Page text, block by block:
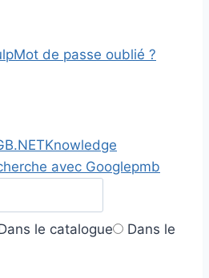
Mot de passe oublié ?
Knowledge
avec Googlepmb
le catalogue
Dans le